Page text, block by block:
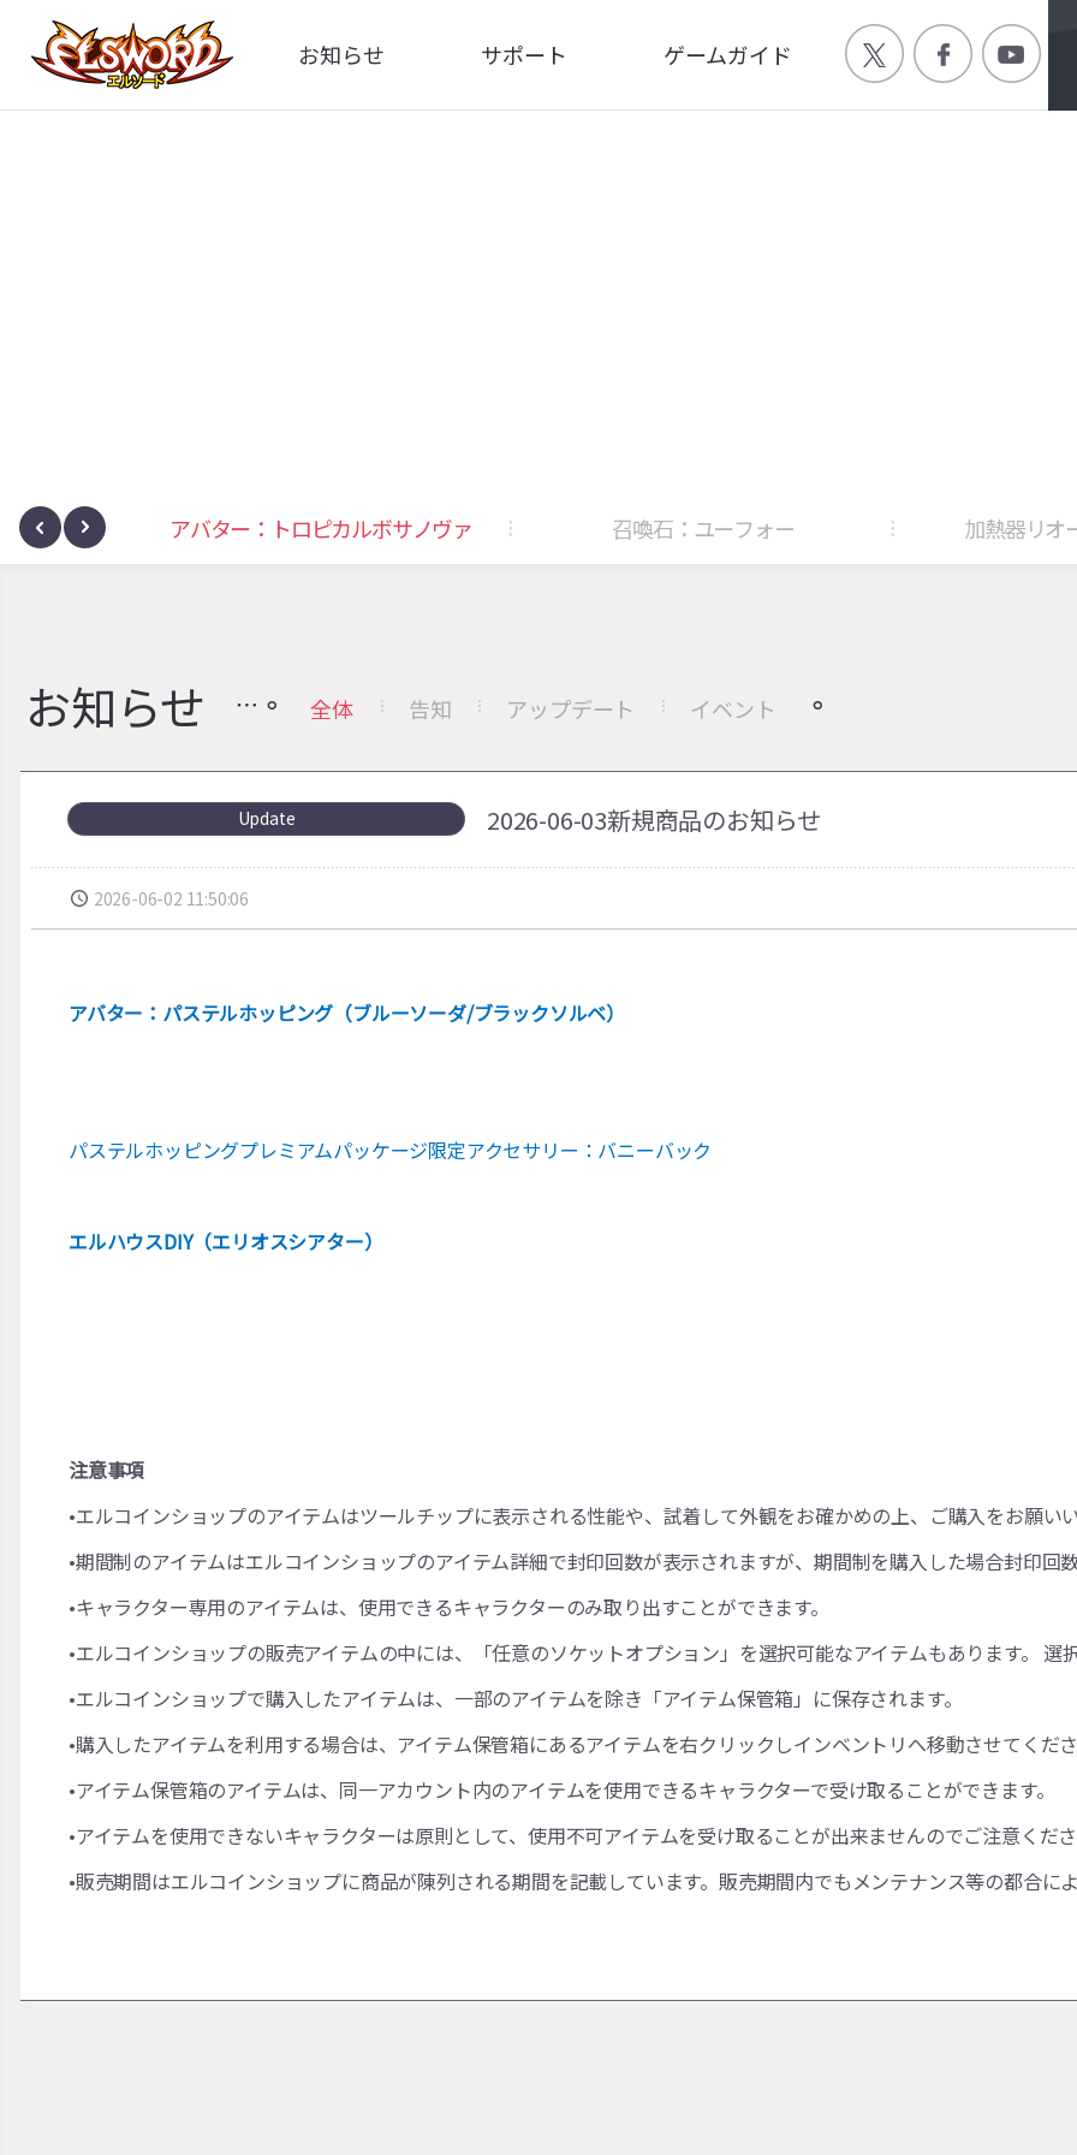
お知らせ
全体
サポート
FAQ
ゲームガイド
ゲーム特徴
ト アバター：トロピカルボサノヴァ 召喚石：ユーフォー 加熱器リオ
お知らせ 全体 告知 アップデート イベント
Update 2026-06-03新規商品のお知らせ
2026-06-02 11:50:06
アバター：パステルホッピング（ブルーソーダ/ブラックソルベ）
パステルホッピングプレミアムパッケージ限定アクセサリー：バニーバック
エルハウスDIY（エリオスシアター）
注意事項
•エルコインショップのアイテムはツールチップに表示される性能や、試着して外観をお確かめの上、ご購入をお願いい
•期間制のアイテムはエルコインショップのアイテム詳細で封印回数が表示されますが、期間制を購入した場合封印回
•キャラクター専用のアイテムは、使用できるキャラクターのみ取り出すことができます。
•エルコインショップの販売アイテムの中には、「任意のソケットオプション」を選択可能なアイテムもあります。 選
•エルコインショップで購入したアイテムは、一部のアイテムを除き「アイテム保管箱」に保存されます。
•購入したアイテムを利用する場合は、アイテム保管箱にあるアイテムを右クリックしインベントリへ移動させてくださ
•アイテム保管箱のアイテムは、同一アカウント内のアイテムを使用できるキャラクターで受け取ることができます。
•アイテムを使用できないキャラクターは原則として、使用不可アイテムを受け取ることが出来ませんのでご注意くださ
•販売期間はエルコインショップに商品が陳列される期間を記載しています。販売期間内でもメンテナンス等の都合に